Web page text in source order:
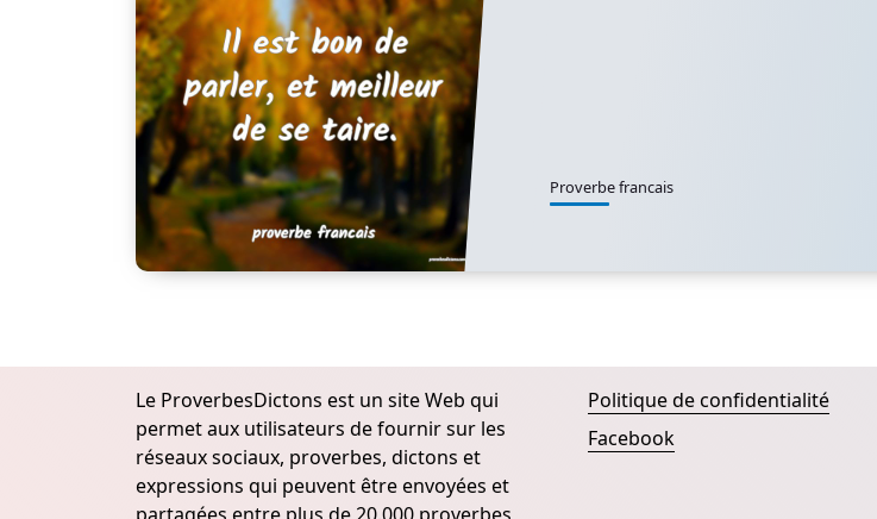
Proverbe francais
Le ProverbesDictons est un site Web qui
permet aux utilisateurs de fournir sur les
réseaux sociaux, proverbes, dictons et
expressions qui peuvent être envoyées et
Politique de confidentialité
Facebook